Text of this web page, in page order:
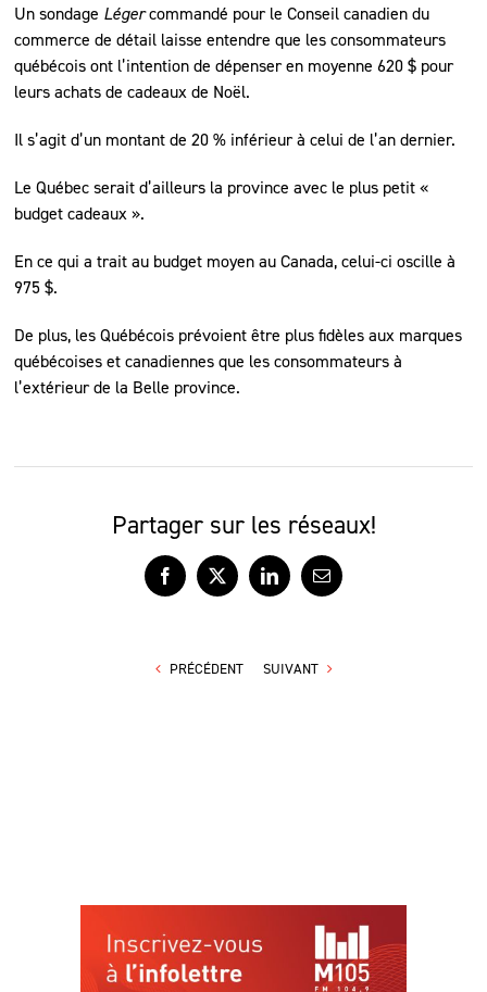
Un sondage Légercommandé pour le Conseil canadien du
commerce de détail laisse entendre que les consommateurs
québécois ont l’intention de dépenser en moyenne 620 $ pour
leurs achats de cadeaux de Noël.
Il s’agit d’un montant de 20 % inférieur à celui de l’an dernier.
Le Québec serait d’ailleurs la province avec le plus petit «
budget cadeaux ».
En ce qui a trait au budget moyen au Canada, celui-ci oscille à
975 $.
De plus, les Québécois prévoient être plus fidèles aux marques
québécoises et canadiennes que les consommateurs à
l’extérieur de la Belle province.
Partager sur les réseaux!
Facebook
X LinkedInCourriel
PRÉCÉDENT SUIVANT